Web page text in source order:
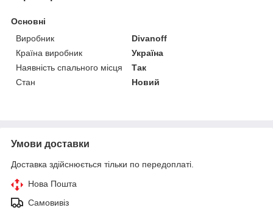
Основні
Виробник
Divanoff
Країна виробник
Україна
Наявність спального місця
Так
Стан
Новий
Умови доставки
Доставка здійснюється тільки по передоплаті.
Нова Пошта
Самовивіз